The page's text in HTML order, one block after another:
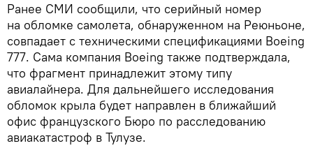
Ранее СМИ сообщили, что серийный номер
на обломке самолета, обнаруженном на Реюньоне,
совпадает с техническими спецификациями Boeing
777. Сама компания Boeing также подтверждала,
что фрагмент принадлежит этому типу
авиалайнера. Для дальнейшего исследования
обломок крыла будет направлен в ближайший
офис французского Бюро по расследованию
авиакатастроф в Тулузе.